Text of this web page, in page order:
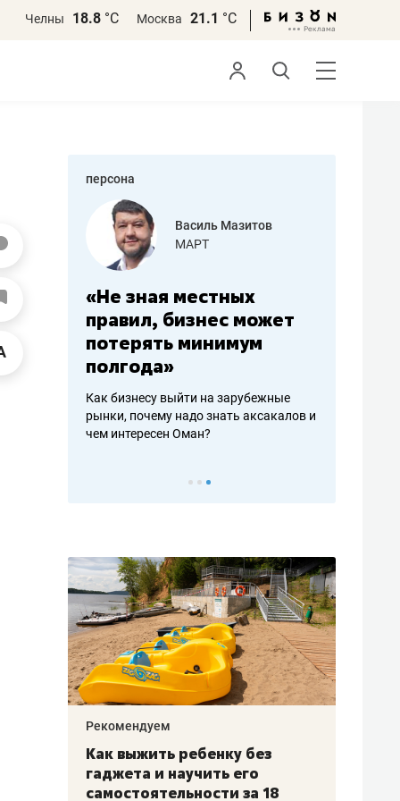
Челны 18.8 °С Москва 21.1 °С
персона
работа
Василь Мазитов
МАРТ
«Не зная местных
правил, бизнес может
потерять минимум
полгода»
Как бизнесу выйти на зарубежные
рынки, почему надо знать аксакалов и
чем интересен Оман?
Рекомендуем
Как выжить ребенку без
гаджета и научить его
самостоятельности за 18